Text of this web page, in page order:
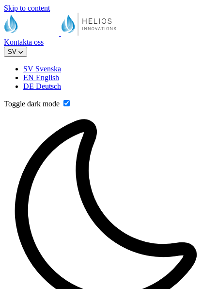
Skip to content
Kontakta oss
SV
SV Svenska
EN English
DE Deutsch
Toggle dark mode